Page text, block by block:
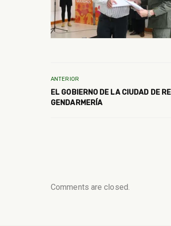
ANTERIOR
EL GOBIERNO DE LA CIUDAD DE
GENDARMERÍA
Comments are closed.